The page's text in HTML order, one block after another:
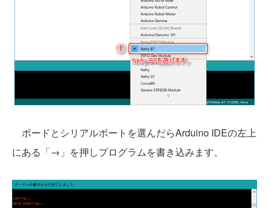
ボードとシリアルポートを選んだらArduino IDEの左上
にある「→」を押しプログラムを書き込みます。